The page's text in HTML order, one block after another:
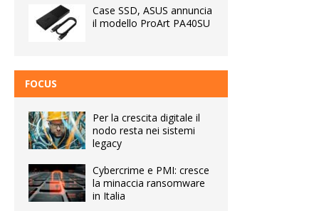
Case SSD, ASUS annuncia
il modello ProArt PA40SU
FOCUS
Per la crescita digitale il
nodo resta nei sistemi
legacy
Cybercrime e PMI: cresce
la minaccia ransomware
in Italia